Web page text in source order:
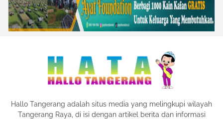
Hallo Tangerang adalah situs media yang melingkupi wilayah
Tangerang Raya, di isi dengan artikel berita dan informasi